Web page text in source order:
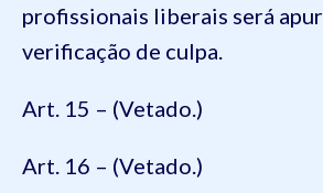
profissionais liberais será
verificação de culpa.
Art. 15 – (Vetado.)
Art. 16 – (Vetado.)